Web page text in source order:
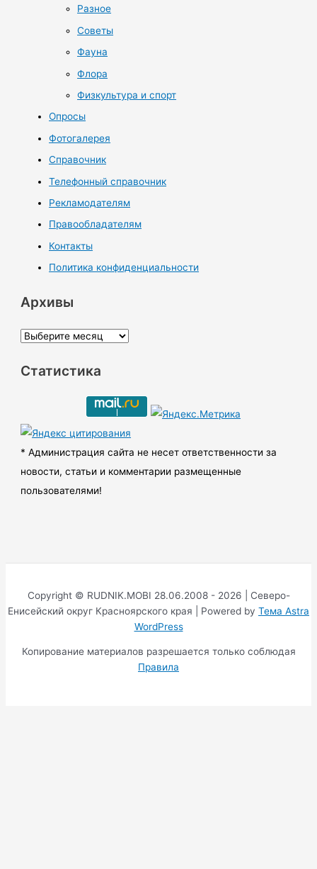
Разное
Советы
Фауна
Флора
Физкультура и спорт
Опросы
Фотогалерея
Справочник
Телефонный справочник
Рекламодателям
Правообладателям
Контакты
Политика конфиденциальности
Архивы
А
х
ы
Статистика
* Администрация сайта не несет ответственности за
новости, статьи и комментарии размещенные
пользователями!
Copyright © RUDNIK.MOBI 28.06.2008 - 2026 | Северо-
Енисейский округ Красноярского края | Powered by Тема Astra
WordPress
Копирование материалов разрешается только соблюдая
Правила